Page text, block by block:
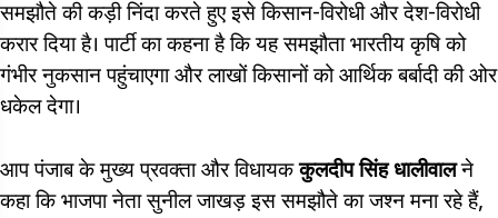
समझौते की कड़ी निंदा करते हुए इसे किसान-विरोधी और देश-विरोधी
करार दिया है। पार्टी का कहना है कि यह समझौता भारतीय कृषि को
गंभीर नुकसान पहुंचाएगा और लाखों किसानों को आर्थिक बर्बादी की ओर
धकेल देगा।
आप पंजाब के मुख्य प्रवक्ता और विधायककुलदीप सिंह धालीवालने
कहा कि भाजपा नेता सुनील जाखड़ इस समझौते का जश्न मना रहे हैं,